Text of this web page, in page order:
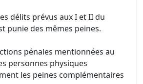
délits prévus aux I et II du
punie des mêmes peines.
pénales mentionnées au
personnes physiques
les peines complémentaires